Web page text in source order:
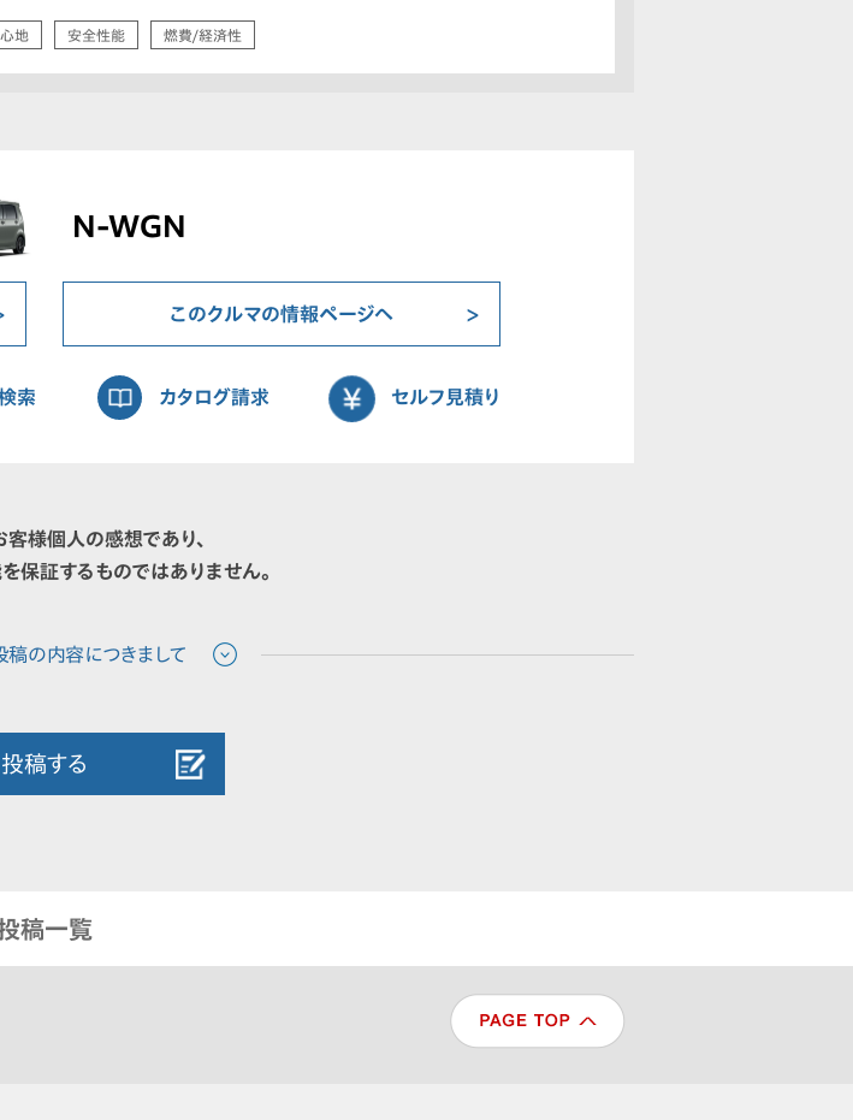
地 安全性能 燃費/経済性
N-WGN
このクルマの情報ページへ
索 カタログ請求 セルフ見積り
客様個人の感想であり、
保証するものではありません。
投稿する
稿一覧